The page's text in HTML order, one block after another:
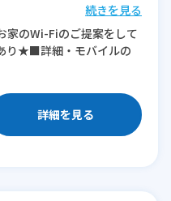
続きを見る
家のWi-Fiのご提案をして
り★■詳細・モバイルの
詳細を見る